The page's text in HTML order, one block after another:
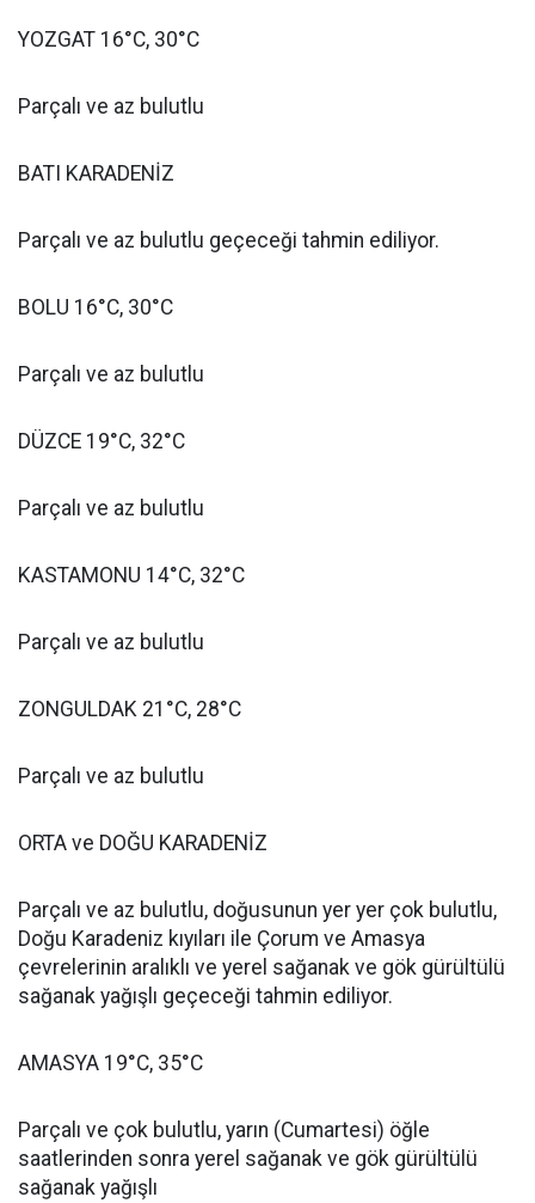
YOZGAT 16°C, 30°C
Parçalı ve az bulutlu
BATI KARADENİZ
Parçalı ve az bulutlu geçeceği tahmin ediliyor.
BOLU 16°C, 30°C
Parçalı ve az bulutlu
DÜZCE 19°C, 32°C
Parçalı ve az bulutlu
KASTAMONU 14°C, 32°C
Parçalı ve az bulutlu
ZONGULDAK 21°C, 28°C
Parçalı ve az bulutlu
ORTA ve DOĞU KARADENİZ
Parçalı ve az bulutlu, doğusunun yer yer çok bulutlu,
Doğu Karadeniz kıyıları ile Çorum ve Amasya
çevrelerinin aralıklı ve yerel sağanak ve gök gürültülü
sağanak yağışlı geçeceği tahmin ediliyor.
AMASYA 19°C, 35°C
Parçalı ve çok bulutlu, yarın (Cumartesi) öğle
saatlerinden sonra yerel sağanak ve gök gürültülü
sağanak yağışlı